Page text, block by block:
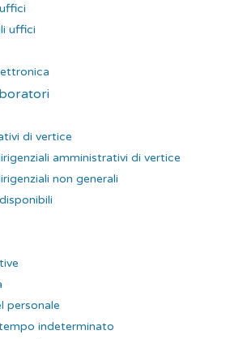
uffici
di vertice
amministrativi di vertice
non generali
personale
indeterminato